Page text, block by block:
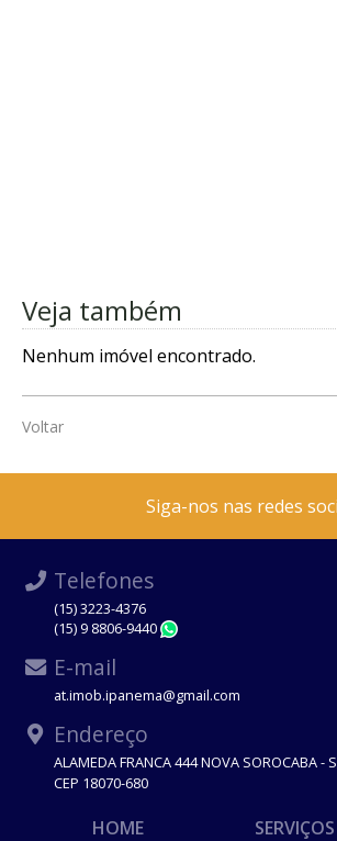
Veja também
Nenhum imóvel encontrado.
Voltar
Siga-nos nas redes
Telefones
(15) 3223-4376
(15) 9 8806-9440
E-mail
at.imob.ipanema@gmail.com
Endereço
ALAMEDA FRANCA 444 NOVA SOROCABA -
CEP 18070-680
HOME SERVIÇOS